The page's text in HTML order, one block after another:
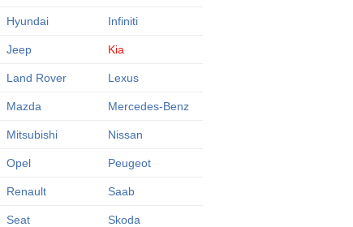
Hyundai Infiniti
Jeep Kia
Land Rover Lexus
Mazda Mercedes-Benz
Mitsubishi Nissan
Opel Peugeot
Renault Saab
Seat Skoda